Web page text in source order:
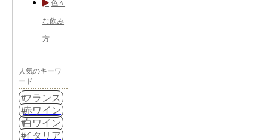
色々
な飲み
方
人気のキーワ
ード
フランス
赤ワイン
白ワイン
イタリア